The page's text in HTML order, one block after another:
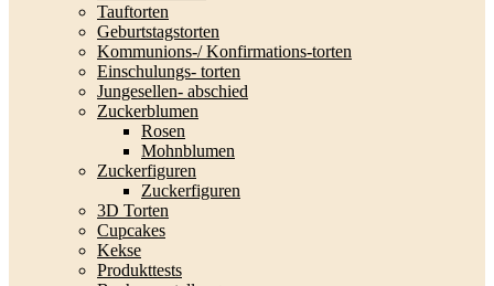
Tauftorten
Geburtstagstorten
Kommunions-/ Konfirmations-torten
Einschulungs- torten
Jungesellen- abschied
Zuckerblumen
Rosen
Mohnblumen
Zuckerfiguren
Zuckerfiguren
3D Torten
Cupcakes
Kekse
Produkttests